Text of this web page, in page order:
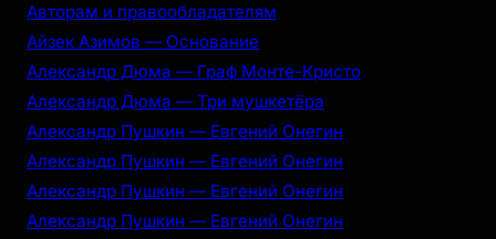
Авторам и правообладателям
Айзек Азимов — Основание
Александр Дюма — Граф Монте-Кристо
Александр Дюма — Три мушкетёра
Александр Пушкин — Евгений Онегин
Александр Пушкин — Евгений Онегин
Александр Пушкин — Евгений Онегин
Александр Пушкин — Евгений Онегин